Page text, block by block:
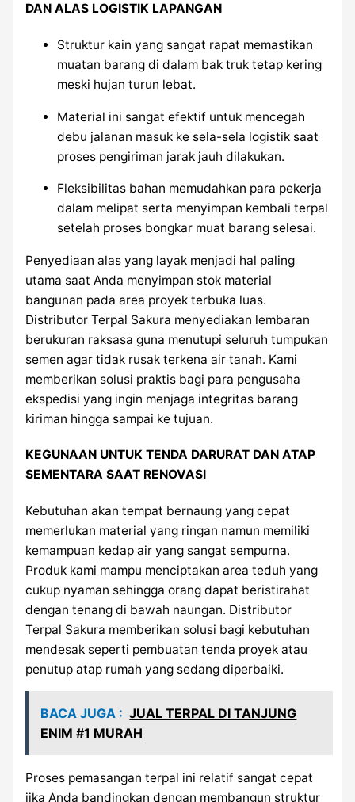
DAN ALAS LOGISTIK LAPANGAN
Struktur kain yang sangat rapat memastikan
muatan barang di dalam bak truk tetap kering
meski hujan turun lebat.
Material ini sangat efektif untuk mencegah
debu jalanan masuk ke sela-sela logistik saat
proses pengiriman jarak jauh dilakukan.
Fleksibilitas bahan memudahkan para pekerja
dalam melipat serta menyimpan kembali terpal
setelah proses bongkar muat barang selesai.
Penyediaan alas yang layak menjadi hal paling
utama saat Anda menyimpan stok material
bangunan pada area proyek terbuka luas.
Distributor Terpal Sakura menyediakan lembaran
berukuran raksasa guna menutupi seluruh tumpukan
semen agar tidak rusak terkena air tanah. Kami
memberikan solusi praktis bagi para pengusaha
ekspedisi yang ingin menjaga integritas barang
kiriman hingga sampai ke tujuan.
KEGUNAAN UNTUK TENDA DARURAT DAN ATAP
SEMENTARA SAAT RENOVASI
Kebutuhan akan tempat bernaung yang cepat
memerlukan material yang ringan namun memiliki
kemampuan kedap air yang sangat sempurna.
Produk kami mampu menciptakan area teduh yang
cukup nyaman sehingga orang dapat beristirahat
dengan tenang di bawah naungan. Distributor
Terpal Sakura memberikan solusi bagi kebutuhan
mendesak seperti pembuatan tenda proyek atau
penutup atap rumah yang sedang diperbaiki.
BACA JUGA : JUAL TERPAL DI TANJUNG
ENIM #1 MURAH
Proses pemasangan terpal ini relatif sangat cepat
jika Anda bandingkan dengan membangun struktur